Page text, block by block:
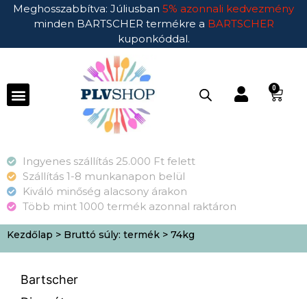
Meghosszabbítva: Júliusban 5% azonnali kedvezmény
minden BARTSCHER termékre a BARTSCHER
kuponkóddal.
0
Ingyenes szállítás 25.000 Ft felett
Szállítás 1-8 munkanapon belül
Kiváló minőség alacsony árakon
Több mint 1000 termék azonnal raktáron
Kezdőlap > Bruttó súly: termék > 74kg
Bartscher